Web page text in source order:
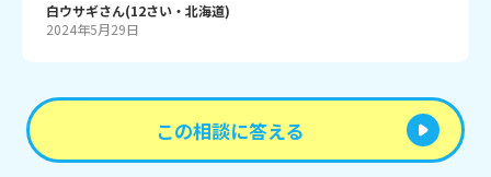
白ウサギさん(12さい・ 北海道)
2024年5月29日
この相談に答える